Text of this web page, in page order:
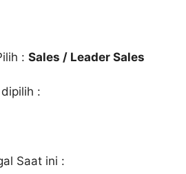
: Sales / Leader Sales
:
Saat ini :